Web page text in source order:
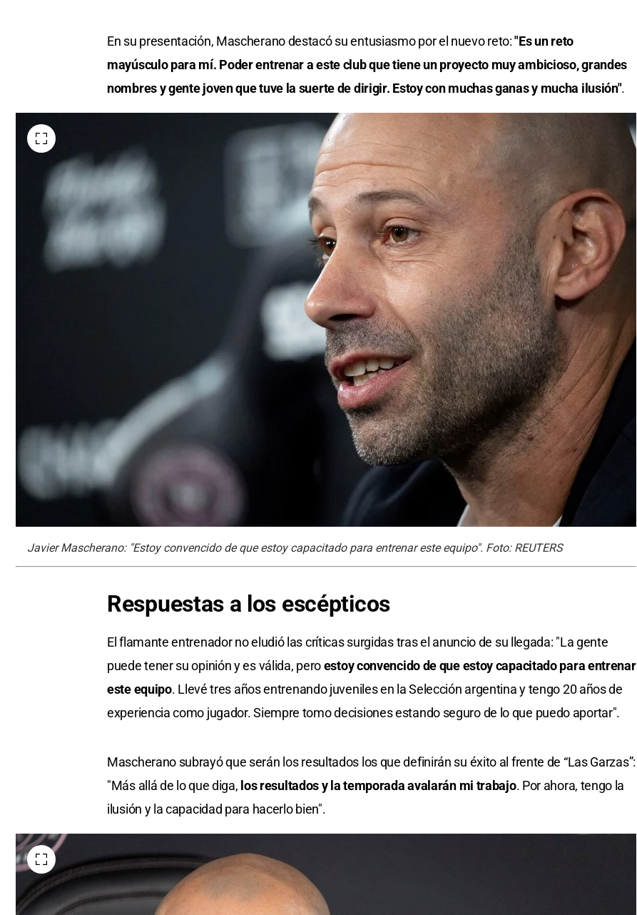
En su presentación, Mascherano destacó su entusiasmo por el nuevo reto:"Es un reto
mayúsculo para mí. Poder entrenar a este club que tiene un proyecto muy ambicioso, grandes
nombres y gente joven que tuve la suerte de dirigir. Estoy con muchas ganas y mucha ilusión".
Javier Mascherano: "Estoy convencido de que estoy capacitado para entrenar este equipo". Foto: REUTERS
Respuestas a los escépticos
El flamante entrenador no eludió las críticas surgidas tras el anuncio de su llegada: "La gente
puede tener su opinión y es válida, peroestoy convencido de que estoy capacitado para entrenar
este equipo. Llevé tres años entrenando juveniles en la Selección argentina y tengo 20 años de
experiencia como jugador. Siempre tomo decisiones estando seguro de lo que puedo aportar".
Mascherano subrayó que serán los resultados los que definirán su éxito al frente de “Las Garzas”:
"Más allá de lo que diga, los resultados y la temporada avalarán mi trabajo. Por ahora, tengo la
ilusión y la capacidad para hacerlo bien".